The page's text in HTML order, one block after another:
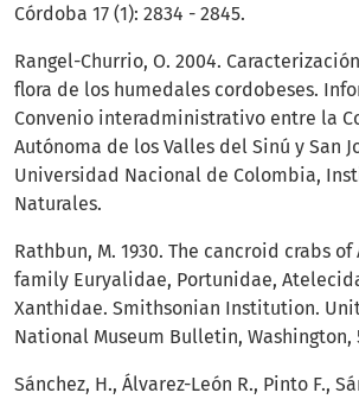
Córdoba 17 (1): 2834 - 2845.
Rangel-Churrio, O. 2004.
flora de los humedales cordobeses.
Convenio interadministrativo entre la
Autónoma de los Valles del Sinú y San
Universidad Nacional de Colombia,
Naturales.
Rathbun, M. 1930. The cancroid crabs
family Euryalidae, Portunidae,
Xanthidae. Smithsonian Institution.
National Museum Bulletin, Washington,
Sánchez, H., Álvarez-León R., Pinto F.,